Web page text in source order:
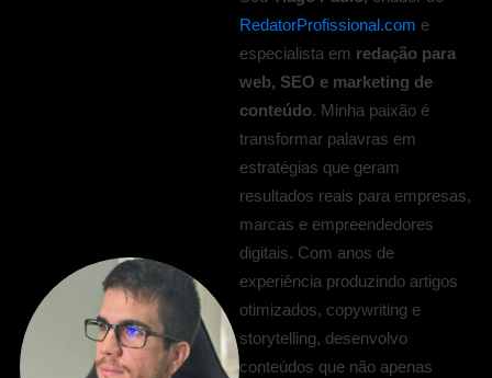
RedatorProfissional.com e
especialista em redação para
web, SEO e marketing de
conteúdo. Minha paixão é
transformar palavras em
estratégias que geram
resultados reais para empresas,
marcas e empreendedores
digitais. Com anos de
experiência produzindo artigos
otimizados, copywriting e
storytelling, desenvolvo
conteúdos que não apenas